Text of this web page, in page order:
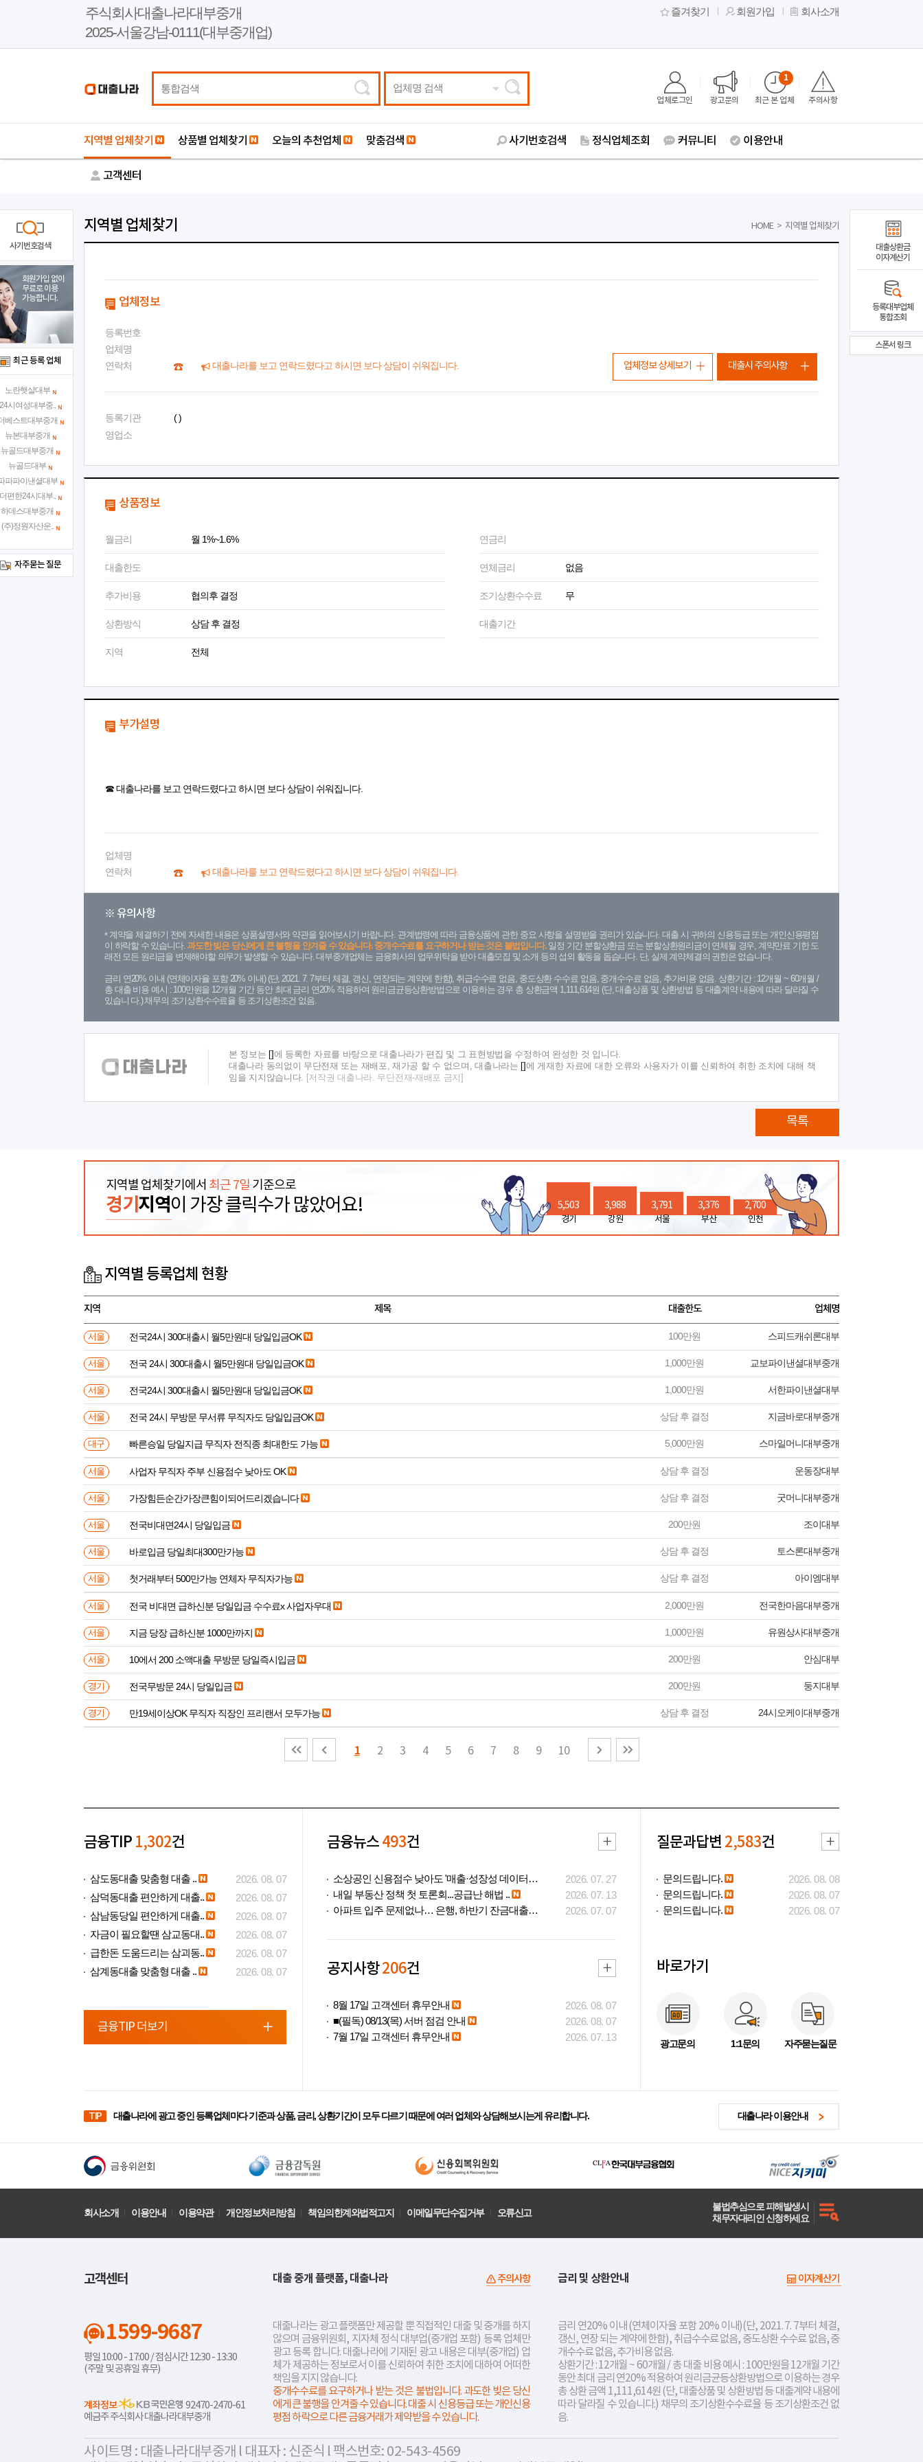
주식회사대출나라대부중개
2025-서울강남-0111(대부중개업)
즐겨찾기 회원가입 회사소개
업체명 검색
업체로그인 광고문의 최근 본 업체
1
주의사항
지역별 업체찾기 상품별 업체찾기 오늘의 추천업체 맞춤검색 사기번호검색 정식업체조회 커뮤니티 이용안내
고객센터
지역별 업체찾기 HOME > 지역별 업체찾기
업체정보
등록번호
업체명
연락처
대출나라를 보고 연락드렸다고 하시면 보다 상담이 쉬워집니다.
등록기관
( )
영업소
업체정보 상세보기 대출시 주의사항
상품정보
월금리 월 1%~1.6% 연금리
대출한도 연체금리 없음
추가비용 협의후 결정 조기상환수수료 무
상환방식 상담 후 결정 대출기간
지역 전체
부가설명
☎ 대출나라를 보고 연락드렸다고 하시면 보다 상담이 쉬워집니다.
업체명
연락처
대출나라를 보고 연락드렸다고 하시면 보다 상담이 쉬워집니다.
※ 유의사항
계약을 체결하기 전에 자세한 내용은 상품설명서와 약관을 읽어보시기 바랍니다. 관계법령에 따라 금융상품에 관한 중요 사항을 설명받을 권리가 있습니다. 대출 시 귀하의 신용등급 또는 개인신용평점
이 하락할 수 있습니다.과도한 빚은 당신에게 큰 불행을 안겨줄 수 있습니다. 중개수수료를 요구하거나 받는 것은 불법입니다.일정 기간 분할상환금 또는 분할상환원리금이 연체될 경우, 계약만료 기한 도
래전 모든 원리금을 변제해야할 의무가 발생할 수 있습니다. 대부중개업체는 금융회사의 업무위탁을 받아 대출모집 및 소개 등의 섭외 활동을 돕습니다. 단, 실제 계약체결의 권한은 없습니다.
금리 연20% 이내 (연체이자율 포함 20% 이내) (단, 2021. 7. 7부터 체결, 갱신, 연장되는 계약에 한함), 취급수수료 없음, 중도상환 수수료 없음, 중개수수료 없음, 추가비용 없음. 상환기간 : 12개월 ~ 60개월 /
총 대출 비용 예시 : 100만원을 12개월 기간 동안 최대 금리 연20% 적용하여 원리금균등상환방법으로 이용하는 경우 총 상환금액 1,111,614원 (단, 대출상품 및 상환방법 등 대출계약 내용에 따라 달라질 수
있습니 다.) 채무의 조기상환수수료율 등 조기상환조건 없음.
본 정보는
에 등록한 자료를 바탕으로 대출나라가 편집 및 그 표현방법을 수정하여 완성한 것 입니다.
대출나라 동의없이 무단전재 또는 재배포, 재가공 할 수 없으며, 대출나라는
에 게재한 자료에 대한 오류와 사용자가 이를 신뢰하여 취한 조치에 대해 책
임을 지지않습니다.
[저작권 대출나라. 무단전재-재배포 금지]
목록
지역별 업체찾기에서 최근 7일 기준으로
경기 지역이 가장 클릭수가 많았어요! 5,503
경기
3,988
강원
3,791
서울
3,376
부산
2,700
인천
지역별 등록업체 현황
지역 제목 대출한도 업체명
서울 전국24시 300대출시 월5만원대 당일입금OK 100만원 스피드캐쉬론대부
서울 전국 24시 300대출시 월5만원대 당일입금OK 1,000만원 교보파이낸셜대부중개
서울 전국24시 300대출시 월5만원대 당일입금OK 1,000만원 서한파이낸셜대부
서울 전국 24시 무방문 무서류 무직자도 당일입금OK 상담 후 결정 지금바로대부중개
대구 빠른승일 당일지급 무직자 전직종 최대한도 가능 5,000만원 스마일머니대부중개
서울 사업자 무직자 주부 신용점수 낮아도 OK 상담 후 결정 운동장대부
서울 가장힘든순간가장큰힘이되어드리겠습니다 상담 후 결정 굿머니대부중개
서울 전국비대면24시 당일입금 200만원 조이대부
서울 바로입금 당일최대300만가능 상담 후 결정 토스론대부중개
서울 첫거래부터 500만가능 연체자 무직자가능 상담 후 결정 아이엠대부
서울 전국 비대면 급하신분 당일입금 수수료x 사업자우대 2,000만원 전국한마음대부중개
서울 지금 당장 급하신분 1000만까지 1,000만원 유원상사대부중개
서울 10에서 200 소액대출 무방문 당일즉시입금 200만원 안심대부
경기 전국무방문 24시 당일입금 200만원 둥지대부
경기 만19세이상OK 무직자 직장인 프리랜서 모두가능 상담 후 결정 24시오케이대부중개
1 2 3 4 5 6 7 8 9 10
사기번호검색
회원가입 없이
무료로 이용
가능합니다.
최근 등록 업체
노란햇살대부
시여성대부중..
베스트대부중개
뉴본대부중개
뉴골드대부중개
뉴골드대부
파파이낸셜대부
편한24시대부..
하데스대부중개
(주)정원자산운..
자주묻는 질문
대출상환금
이자계산기
등록대부업체
통합조회
스폰서 링크
금융TIP 1,302건
삼도동대출 맞춤형 대출 ..
2026. 08. 07
삼덕동대출 편안하게 대출..
2026. 08. 07
삼남동당일 편안하게 대출..
2026. 08. 07
자금이 필요할땐 삼교동대..
2026. 08. 07
급한돈 도움드리는 삼괴동..
2026. 08. 07
삼계동대출 맞춤형 대출 ..
2026. 08. 07
금융TIP 더보기
금융뉴스493건
소상공인 신용점수 낮아도 '매출·성장성 데이터..
2026. 07. 27
내일 부동산 정책 첫 토론회...공급난 해법 ..
2026. 07. 13
아파트 입주 문제없나… 은행, 하반기 잔금대출..
2026. 07. 07
공지사항206건
8월 17일 고객센터 휴무안내
2026. 08. 07
■(필독) 08/13(목) 서버 점검 안내
2026. 08. 07
7월 17일 고객센터 휴무안내
2026. 07. 13
질문과답변 2,583건
문의드립니다.
2026. 08. 08
문의드립니다.
2026. 08. 07
문의드립니다.
2026. 08. 07
바로가기
광고문의 1:1문의 자주묻는질문
TIP 대출나라에 광고 중인 등록업체마다 기준과 상품, 금리, 상환기간이 모두 다르기 때문에 여러 업체와 상담해보시는게 유리합니다. 대출나라 이용안내
회사소개 이용안내 이용약관 개인정보처리방침 책임의한계와법적고지 이메일무단수집거부 오류신고
불법추심으로 피해발생시
채무자대리인 신청하세요
고객센터
1599-9687
평일 10:00 - 17:00 / 점심시간 12:30 - 13:30
(주말 및 공휴일 휴무)
계좌정보
92470-2470-61
예금주 주식회사 대출나라대부중개
대출 중개 플랫폼, 대출나라 주의사항
대출나라는 광고 플랫폼만 제공할 뿐 직접적인 대출 및 중개를 하지
않으며 금융위원회, 지자체 정식 대부업(중개업 포함) 등록 업체만
광고 등록 합니다. 대출나라에 기재된 광고 내용은 대부(중개업) 업
체가 제공하는 정보로서 이를 신뢰하여 취한 조치에 대하여 어떠한
책임을 지지 않습니다.
중개수수료를 요구하거나 받는 것은 불법입니다. 과도한 빚은 당신
에게 큰 불행을 안겨줄 수 있습니다. 대출 시 신용등급 또는 개인신용
평점 하락으로 다른 금융거래가 제약받을 수 있습니다.
금리 및 상환안내 이자계산기
금리 연20% 이내 (연체이자율 포함 20% 이내)(단, 2021. 7. 7부터 체결,
갱신, 연장 되는 계약에 한함), 취급수수료 없음, 중도상환 수수료 없음, 중
개수수료 없음, 추가비용 없음.
상환기간 : 12개월 ~ 60개월 / 총 대출 비용 예시 : 100만원을 12개월 기간
동안 최대 금리 연20% 적용하여 원리금균등상환방법으로 이용하는 경우
총 상환 금액 1,111,614원 (단, 대출상품 및 상환방법 등 대출계약 내용에
따라 달라질 수 있습니다.) 채무의 조기상환수수료율 등 조기상환조건 없
음.
사이트명 : 대출나라대부중개 l 대표자 : 신준식 l 팩스번호: 02-543-4569